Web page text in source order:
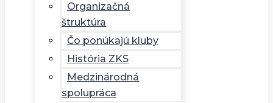
Organizačná
štruktúra
Čo ponúkajú kluby
História ZKS
Medzinárodná
spolupráca